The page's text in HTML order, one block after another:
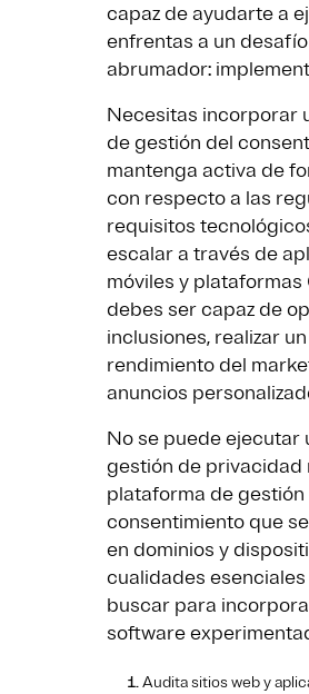
capaz de ayudarte a
enfrentas a un
abrumador:
Necesitas incorporar
de gestión del
mantenga activa de
con respecto a las
requisitos
escalar a través de
móviles y plataformas
debes ser capaz de
inclusiones, realizar
rendimiento del
anuncios
No se puede ejecutar
gestión de privacidad
plataforma de gestión
consentimiento que
en dominios y
cualidades
buscar para
software
Audita sitios web y